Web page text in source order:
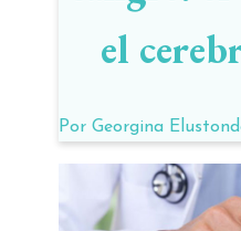
el
Por Georgina